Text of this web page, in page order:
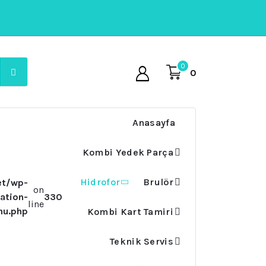
0
0
wp-
on
line
330
Anasayfa
Kombi Yedek Parça
Hidrofor Brulör
Kombi Kart Tamiri
Teknik Servis